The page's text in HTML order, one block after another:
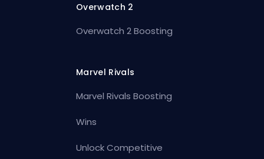
Overwatch 2
Overwatch 2 Boosting
Marvel Rivals
Marvel Rivals Boosting
Wins
Unlock Competitive